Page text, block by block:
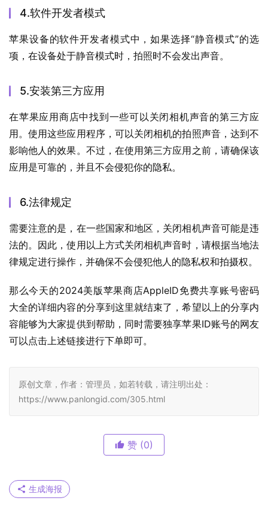
4.软件开发者模式
苹果设备的软件开发者模式中，如果选择“静音模式”的选
项，在设备处于静音模式时，拍照时不会发出声音。
5.安装第三方应用
在苹果应用商店中找到一些可以关闭相机声音的第三方应
用。使用这些应用程序，可以关闭相机的拍照声音，达到不
影响他人的效果。不过，在使用第三方应用之前，请确保该
应用是可靠的，并且不会侵犯你的隐私。
6.法律规定
需要注意的是，在一些国家和地区，关闭相机声音可能是违
法的。因此，使用以上方式关闭相机声音时，请根据当地法
律规定进行操作，并确保不会侵犯他人的隐私权和拍摄权。
那么今天的2024美版苹果商店AppleID免费共享账号密码
大全的详细内容的分享到这里就结束了，希望以上的分享内
容能够为大家提供到帮助，同时需要独享苹果ID账号的网友
可以点击上述链接进行下单即可。
原创文章，作者：管理员，如若转载，请注明出处：
https://www.panlongid.com/305.html
赞 (0)
生成海报